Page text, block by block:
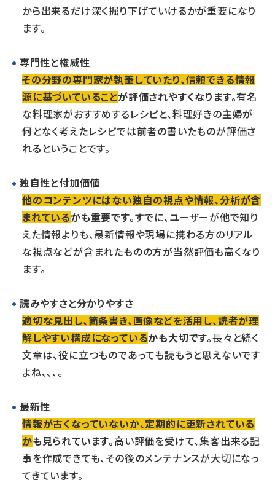
から出来るだけ深く掘り下げていけるかが重要になり
ます。
専門性と権威性
その分野の専門家が執筆していたり、信頼できる情報
源に基づいていることが評価されやすくなります。有名
な料理家がおすすめするレシピと、料理好きの主婦が
何となく考えたレシピでは前者の書いたものが評価さ
れるということです。
独自性と付加価値
他のコンテンツにはない独自の視点や情報、分析が含
まれているかも重要です。すでに、ユーザーが他で知り
えた情報よりも、最新情報や現場に携わる方のリアル
な視点などが含まれたものの方が当然評価も高くなり
ます。
読みやすさと分かりやすさ
適切な見出し、箇条書き、画像などを活用し、読者が理
解しやすい構成になっているかも大切です。長々と続く
文章は、役に立つものであっても読もうと思えないです
よね、、、。
最新性
情報が古くなっていないか、定期的に更新されている
かも見られています。高い評価を受けて、集客出来る記
事を作成できても、その後のメンテナンスが大切になっ
てきています。